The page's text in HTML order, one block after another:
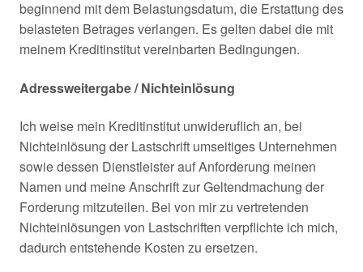
beginnend mit dem Belastungsdatum, die Erstattung des
belasteten Betrages verlangen. Es gelten dabei die mit
meinem Kreditinstitut vereinbarten Bedingungen.
Adressweitergabe / Nichteinlösung
Ich weise mein Kreditinstitut unwideruflich an, bei
Nichteinlösung der Lastschrift umseitiges Unternehmen
sowie dessen Dienstleister auf Anforderung meinen
Namen und meine Anschrift zur Geltendmachung der
Forderung mitzuteilen. Bei von mir zu vertretenden
Nichteinlösungen von Lastschriften verpflichte ich mich,
dadurch entstehende Kosten zu ersetzen.